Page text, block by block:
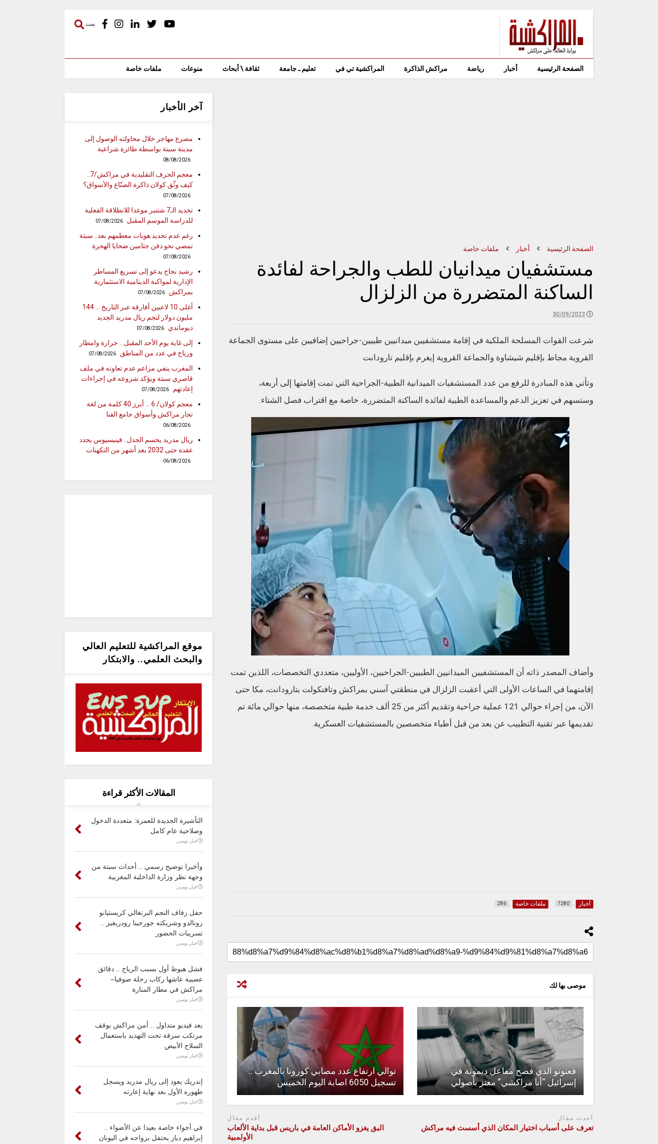
بحث
الصفحة الرئيسية أخبار رياضة مراكش الذاكرة المراكشية تي في تعليم ـ جامعة ثقافة \ أبحاث منوعات ملفات خاصة
الصفحة الرئيسية أخبار ملفات خاصة
مستشفيان ميدانيان للطب والجراحة لفائدة
الساكنة المتضررة من الزلزال
30/09/2023
شرعت القوات المسلحة الملكية في إقامة مستشفيين ميدانيين طبيين-جراحيين إضافيين على مستوى الجماعة
القروية مجاط بإقليم شيشاوة والجماعة القروية إيغرم بإقليم تارودانت
وتأتي هذه المبادرة للرفع من عدد المستشفيات الميدانية الطبية-الجراحية التي تمت إقامتها إلى أربعة،
وستسهم في تعزيز الدعم والمساعدة الطبية لفائدة الساكنة المتضررة، خاصة مع اقتراب فصل الشتاء.
وأضاف المصدر ذاته أن المستشفيين الميدانيين الطبيين-الجراحيين، الأوليين، متعددي التخصصات، اللذين تمت
إقامتهما في الساعات الأولى التي أعقبت الزلزال في منطقتي آسني بمراكش وتافنكولت بتارودانت، مكا حتى
الآن، من إجراء حوالي 121 عملية جراحية وتقديم أكثر من 25 ألف خدمة طبية متخصصة، منها حوالي مائة تم
تقديمها عبر تقنية التطبيب عن بعد من قبل أطباء متخصصين بالمستشفيات العسكرية.
أخبار 7280 ملفات خاصة 286
موصى بها لك
فعنونو الذي فضح مفاعل ديمونة في
إسرائيل “أنا مراكشي” معتز بأصولي
توالي ارتفاع عدد مصابي كورونا بالمغرب ..
تسجيل 6050 اصابة اليوم الخميس
أحدث مقال
تعرف على أسباب اختيار المكان الذي أسست فيه مراكش
أقدم مقال
البق يغزو الأماكن العامة في باريس قبل بداية الألعاب
الأولمبية
آخر الأخبار
مصرع مهاجر خلال محاولته الوصول إلى
مدينة سبتة بواسطة طائرة شراعية
08/08/2026
معجم الحرف التقليدية في مراكش/7..
كيف وثّق كولان ذاكرة الصنّاع والأسواق؟
07/08/2026
تحديد الـ7 شتنبر موعدا للانطلاقة الفعلية
للدراسة الموسم المقبل
07/08/2026
رغم عدم تحديد هويات معظمهم بعد.. سبتة
تمضي نحو دفن جثامين ضحايا الهجرة
07/08/2026
رشيد نجاح يدعو إلى تسريع المساطر
الإدارية لمواكبة الدينامية الاستثمارية
بمراكش
07/08/2026
أغلى 10 لاعبين أفارقة عبر التاريخ … 144
مليون دولار لنجم ريال مدريد الجديد
ديوماندي
07/08/2026
إلى غاية يوم الأحد المقبل… حرارة وامطار
ورياح في عدد من المناطق
07/08/2026
المغرب ينفي مزاعم عدم تعاونه في ملف
قاصري سبتة ويؤكد شروعه في إجراءات
إعادتهم
07/08/2026
معجم كولان/ 6 … أبرز 40 كلمة من لغة
تجار مراكش وأسواق جامع الفنا
06/08/2026
ريال مدريد يحسم الجدل.. فينيسيوس يجدد
عقده حتى 2032 بعد أشهر من التكهنات
06/08/2026
موقع المراكشية للتعليم العالي
والبحث العلمي.. والابتكار
المقالات الأكثر قراءة
التأشيرة الجديدة للعمرة: متعددة الدخول
وصلاحية عام كامل
قبل يومين
وأخيرا توضيح رسمي .. أحداث سبتة من
وجهة نظر وزارة الداخلية المغربية
قبل يومين
حفل زفاف النجم البرتغالي كريستيانو
رونالدو وشريكته جورجينا رودريغيز ..
تسريبات الحضور
قبل يومين
فشل هبوط أول بسبب الرياح .. دقائق
عصيبة عاشها ركاب رحلة صوفيا–
مراكش في مطار المنارة
قبل يومين
بعد فيديو متداول .. أمن مراكش يوقف
مرتكب سرقة تحت التهديد باستعمال
السلاح الأبيض
قبل يومين
إندريك يعود إلى ريال مدريد ويسجل
ظهوره الأول بعد نهاية إعارته
قبل يومين
في أجواء خاصة بعيدا عن الأضواء ..
إبراهيم دياز يحتفل بزواجه في اليونان